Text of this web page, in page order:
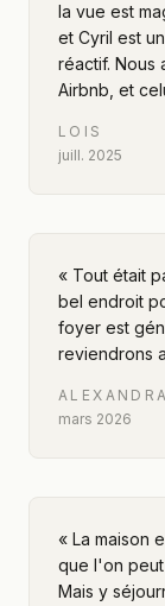
la vue est
et Cyril est
réactif. Nous
Airbnb, et
LOIS
juill. 2025
« Tout était
bel endroit
foyer est
reviendrons
ALEXANDRA
mars 2026
« La maison
que l'on
Mais y